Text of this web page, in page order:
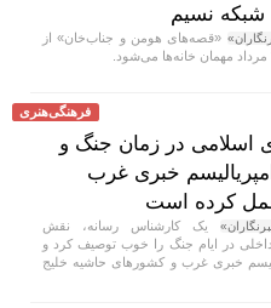
شبکه نسیم
«قصه‌های هومن و جناب‌خان» از
فرهنگی‌هنری
اسلامی در زمان جنگ و
خبری غرب
کرده است
یک کارشناس رسانه، نقش
در ایام جنگ را خوب توصیف کرد و
خبری غرب و کشور‌های حاشیه خلیج